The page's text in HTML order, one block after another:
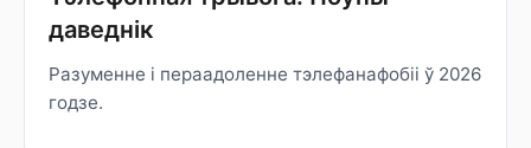
даведнік
Разуменне і пераадоленне тэлефанафобіі ў 2026
годзе.